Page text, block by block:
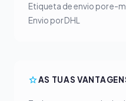
Etiqueta de envio por e-
Envio por DHL
AS TUAS